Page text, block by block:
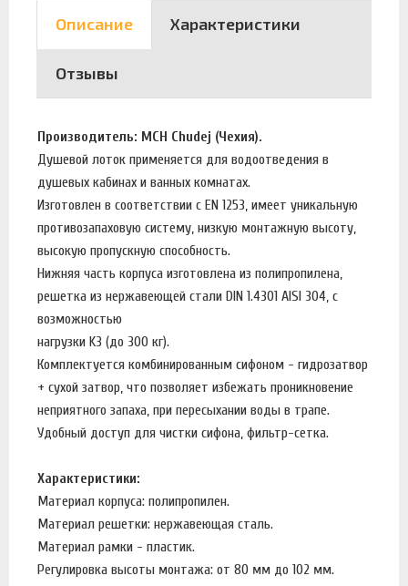
Описание Характеристики
Отзывы
Производитель: MCH Chudej (Чехия).
Душевой лоток применяется для водоотведения в
душевых кабинах и ванных комнатах.
Изготовлен в соответствии с EN 1253, имеет уникальную
противозапаховую систему, низкую монтажную высоту,
высокую пропускную способность.
Нижняя часть корпуса изготовлена из полипропилена,
решетка из нержавеющей стали DIN 1.4301 AISI 304, с
возможностью
нагрузки K3 (до 300 кг).
Комплектуется комбинированным сифоном - гидрозатвор
+ сухой затвор, что позволяет избежать проникновение
неприятного запаха, при пересыхании воды в трапе.
Удобный доступ для чистки сифона, фильтр-сетка.
Характеристики:
Материал корпуса: полипропилен.
Материал решетки: нержавеющая сталь.
Материал рамки - пластик.
Регулировка высоты монтажа: от 80 мм до 102 мм.